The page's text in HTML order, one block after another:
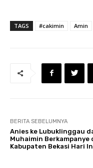
TAGS #cakimin Amin
BERITA SEBELUMNYA
Anies ke Lubuklinggau
Muhaimin Berkampanye
Kabupaten Bekasi Hari